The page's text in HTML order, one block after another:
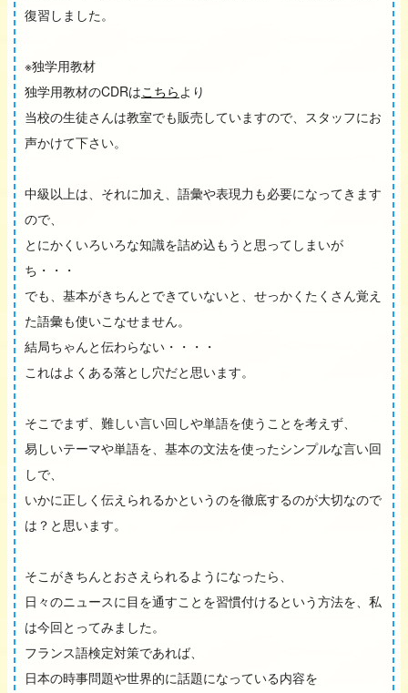
復習しました。
※独学用教材
独学用教材のCDRはこちらより
当校の生徒さんは教室でも販売していますので、スタッフにお
声かけて下さい。
中級以上は、それに加え、語彙や表現力も必要になってきます
ので、
とにかくいろいろな知識を詰め込もうと思ってしまいが
ち・・・
でも、基本がきちんとできていないと、せっかくたくさん覚え
た語彙も使いこなせません。
結局ちゃんと伝わらない・・・・
これはよくある落とし穴だと思います。
そこでまず、難しい言い回しや単語を使うことを考えず、
易しいテーマや単語を、基本の文法を使ったシンプルな言い回
しで、
いかに正しく伝えられるかというのを徹底するのが大切なので
は？と思います。
そこがきちんとおさえられるようになったら、
日々のニュースに目を通すことを習慣付けるという方法を、私
は今回とってみました。
フランス語検定対策であれば、
日本の時事問題や世界的に話題になっている内容を